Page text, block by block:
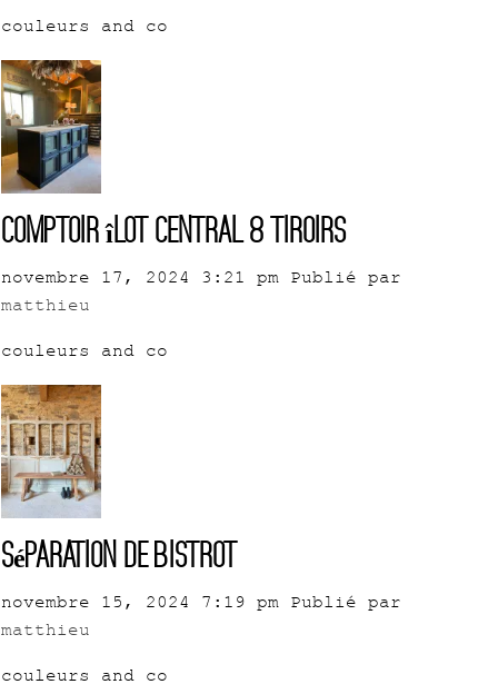
couleurs and co
Comptoir îlot central 8 tiroirs
novembre 17, 2024 3:21 pm Publié par
matthieu
couleurs and co
Séparation de bistrot
novembre 15, 2024 7:19 pm Publié par
matthieu
couleurs and co